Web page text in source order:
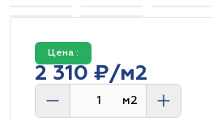
Цена :
2 310 ₽/м2
м2